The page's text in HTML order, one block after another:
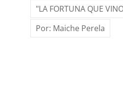
"LA FORTUNA QUE
Por: Maiche Perela